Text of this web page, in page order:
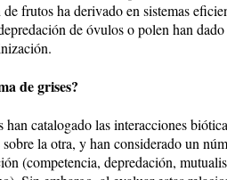
frutos ha derivado en sistemas
de óvulos o polen han
de grises?
catalogado las interacciones
la otra, y han considerado un
(competencia, depredación,